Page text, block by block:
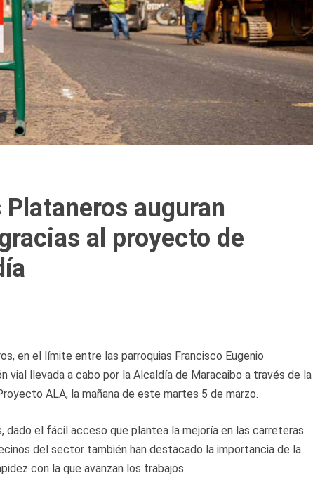
auguran
al proyecto de
en el límite entre las parroquias Francisco Eugenio
vial llevada a cabo por la Alcaldía de Maracaibo a través de la
ALA, la mañana de este martes 5 de marzo.
dado el fácil acceso que plantea la mejoría en las carreteras
del sector también han destacado la importancia de la
con la que avanzan los trabajos.